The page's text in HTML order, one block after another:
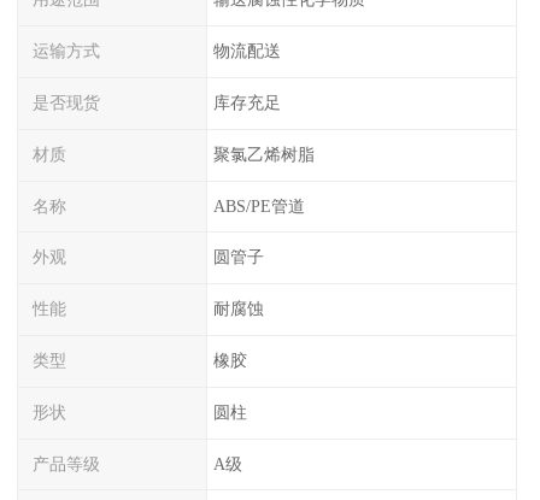
运输方式 物流配送
是否现货 库存充足
材质 聚氯乙烯树脂
名称 ABS/PE管道
外观 圆管子
性能 耐腐蚀
类型 橡胶
形状 圆柱
产品等级 A级